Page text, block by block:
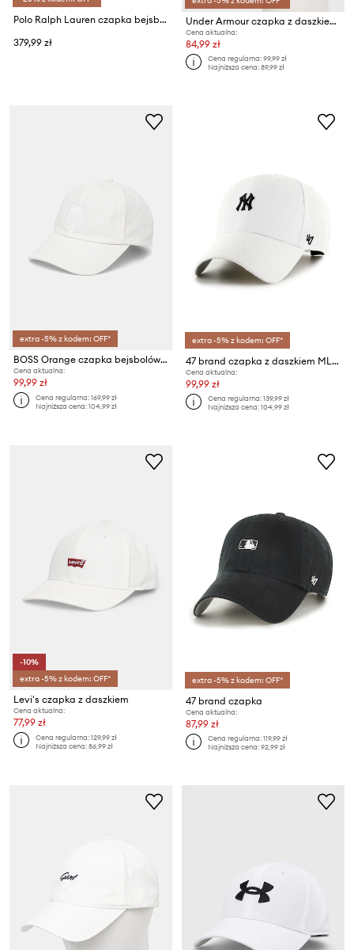
Polo Ralph Lauren czapka bejsbolówka męska bawełniana
379,99 zł
Under Armour czapka z daszkiem Team Blitzing
Cena aktualna:
84,99 zł
Cena regularna:99,99 zł
Najniższa cena:89,99 zł
extra -5% z kodem: OFF*
BOSS Orange czapka bejsbolówka męska bawełniana Derrel-PL
Cena aktualna:
99,99 zł
Cena regularna:169,99 zł
Najniższa cena:104,99 zł
extra -5% z kodem: OFF*
47 brand czapka z daszkiem MLB New York Yankees
Cena aktualna:
99,99 zł
Cena regularna:139,99 zł
Najniższa cena:104,99 zł
-10%
extra -5% z kodem: OFF*
Levi's czapka z daszkiem
Cena aktualna:
77,99 zł
Cena regularna:129,99 zł
Najniższa cena:86,99 zł
extra -5% z kodem: OFF*
47 brand czapka
Cena aktualna:
87,99 zł
Cena regularna:119,99 zł
Najniższa cena:92,99 zł